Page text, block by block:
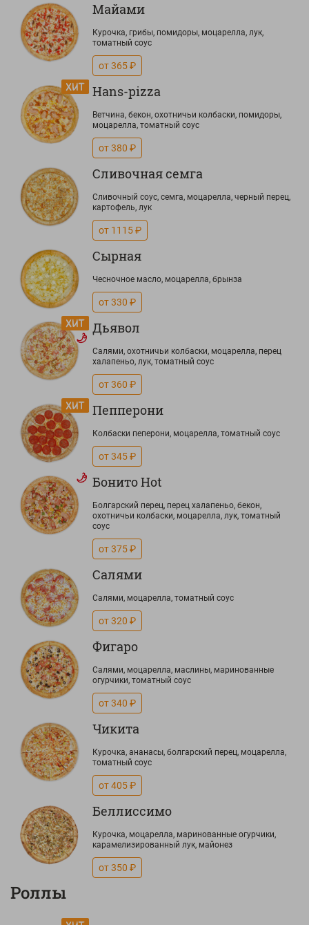
Майами
Курочка, грибы, помидоры, моцарелла, лук,
томатный соус
от 365 ₽
Hans-pizza
Ветчина, бекон, охотничьи колбаски, помидоры,
моцарелла, томатный соус
от 380 ₽
Сливочная семга
Сливочный соус, семга, моцарелла, черный перец,
картофель, лук
от 1115 ₽
Сырная
Чесночное масло, моцарелла, брынза
от 330 ₽
Дьявол
Салями, охотничьи колбаски, моцарелла, перец
халапеньо, лук, томатный соус
от 360 ₽
Пепперони
Колбаски пеперони, моцарелла, томатный соус
от 345 ₽
Бонито Hot
Болгарский перец, перец халапеньо, бекон,
охотничьи колбаски, моцарелла, лук, томатный
соус
от 375 ₽
Салями
Салями, моцарелла, томатный соус
от 320 ₽
Фигаро
Салями, моцарелла, маслины, маринованные
огурчики, томатный соус
от 340 ₽
Чикита
Курочка, ананасы, болгарский перец, моцарелла,
томатный соус
от 405 ₽
Беллиссимо
Курочка, моцарелла, маринованные огурчики,
карамелизированный лук, майонез
от 350 ₽
Роллы